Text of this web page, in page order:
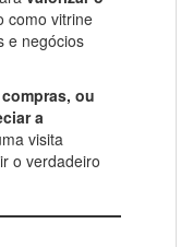
como vitrine
e negócios
ou
a
visita
o verdadeiro